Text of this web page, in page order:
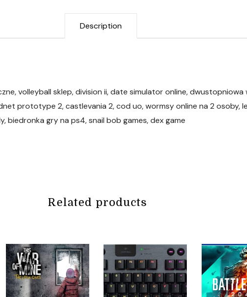
Description
volleyball sklep, division ii, date simulator online, dwustopniowa
prototype 2, castlevania 2, cod uo, wormsy online na 2 osoby,
biedronka gry na ps4, snail bob games, dex game
Related products